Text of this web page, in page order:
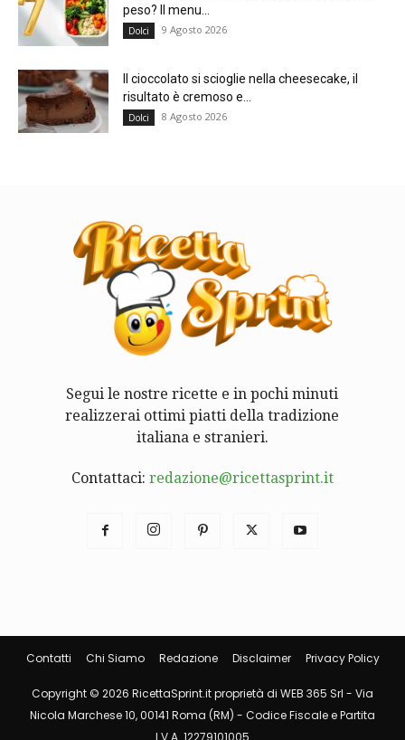
peso? Il menu...
Dolci 9 Agosto 2026
Il cioccolato si scioglie nella cheesecake, il
risultato è cremoso e...
Dolci 8 Agosto 2026
Segui le nostre ricette e in pochi minuti
realizzerai ottimi piatti della tradizione
italiana e stranieri.
Contattaci: redazione@ricettasprint.it
Contatti Chi Siamo Redazione Disclaimer Privacy Policy
Copyright © 2026 RicettaSprint.it proprietà di WEB 365 Srl - Via
Nicola Marchese 10, 00141 Roma (RM) - Codice Fiscale e Partita
I.V.A. 12279101005